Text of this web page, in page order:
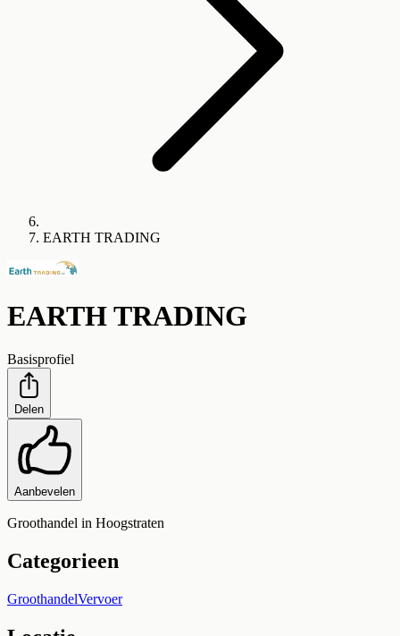
EARTH TRADING
EARTH TRADING
Basisprofiel
Delen
Aanbevelen
Groothandel in Hoogstraten
Categorieen
GroothandelVervoer